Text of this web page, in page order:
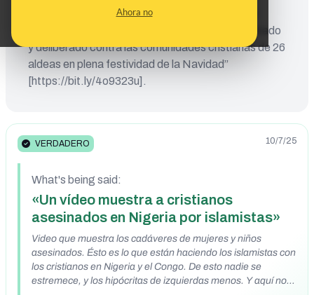
Ahora no
VERDADERO 10/7/25
What's being said:
«Un vídeo muestra a cristianos
asesinados en Nigeria por islamistas»
Video que muestra los cadáveres de mujeres y niños
asesinados. Ésto es lo que están haciendo los islamistas con
los cristianos en Nigeria y el Congo. De esto nadie se
estremece, y los hipócritas de izquierdas menos. Y aquí no
diciembre de 2023 en el estado de Plateau “por
terroristas de la etnia fulani en un ataque coordinado
y deliberado contra las comunidades cristianas de 26
aldeas en plena festividad de la Navidad”
[https://bit.ly/4o9323u].